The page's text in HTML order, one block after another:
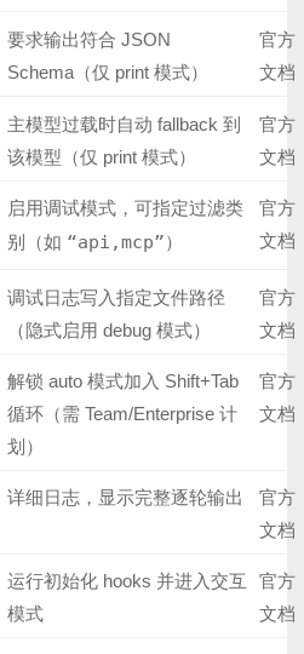
要求输出符合 JSON
Schema（仅 print 模式）
官方
文档
主模型过载时自动 fallback 到
该模型（仅 print 模式）
官方
文档
启用调试模式，可指定过滤类
别（如 “api,mcp”）
官方
文档
调试日志写入指定文件路径
（隐式启用 debug 模式）
官方
文档
解锁 auto 模式加入 Shift+Tab
循环（需 Team/Enterprise 计
划）
官方
文档
详细日志，显示完整逐轮输出
官方
文档
运行初始化 hooks 并进入交互
模式
官方
文档